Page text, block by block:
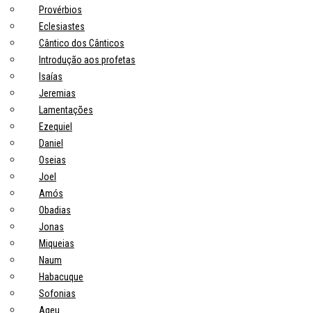
Provérbios
Eclesiastes
Cântico dos Cânticos
Introdução aos profetas
Isaías
Jeremias
Lamentações
Ezequiel
Daniel
Oseias
Joel
Amós
Obadias
Jonas
Miqueias
Naum
Habacuque
Sofonias
Ageu